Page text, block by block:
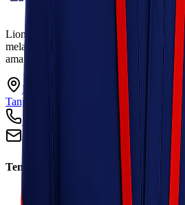
Lionel Express adalah perusahaan jasa
melayani pengiriman barang ke seluruh
aman, dan harga kompetitif.
Ruko Garden Square Blok G No.
Tangerang, Banten 15124
+62 813 8838 8182
info@lionelexpress.com
Tentang Kami